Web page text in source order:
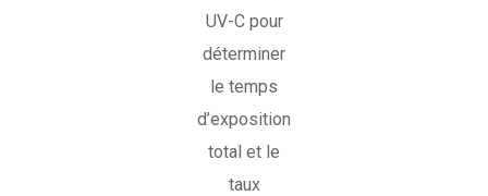
UV-C pour
déterminer
le temps
d’exposition
total et le
taux